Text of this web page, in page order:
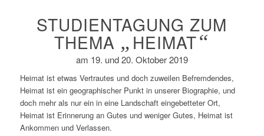
STUDIENTAGUNG ZUM
THEMA „ HEIMAT“
am 19. und 20. Oktober 2019
Heimat ist etwas Vertrautes und doch zuweilen Befremdendes,
Heimat ist ein geographischer Punkt in unserer Biographie, und
doch mehr als nur ein in eine Landschaft eingebetteter Ort,
Heimat ist Erinnerung an Gutes und weniger Gutes, Heimat ist
Ankommen und Verlassen.